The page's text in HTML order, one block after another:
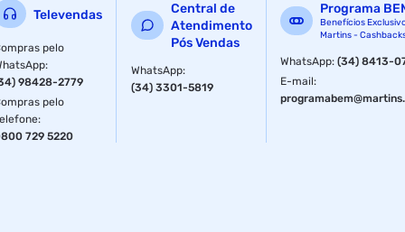
Televendas
pelo
:
98428-2779
pelo
:
729 5220
Central de
Atendimento
Pós Vendas
WhatsApp:
(34) 3301-5819
Programa
Benefícios
Martins -
WhatsApp:(34) 8413-
E-mail: